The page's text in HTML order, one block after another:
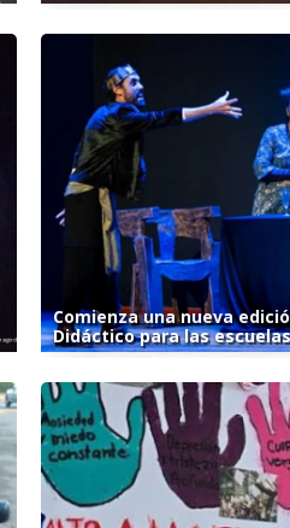
Comienza una nueva
Didáctico para las escuelas